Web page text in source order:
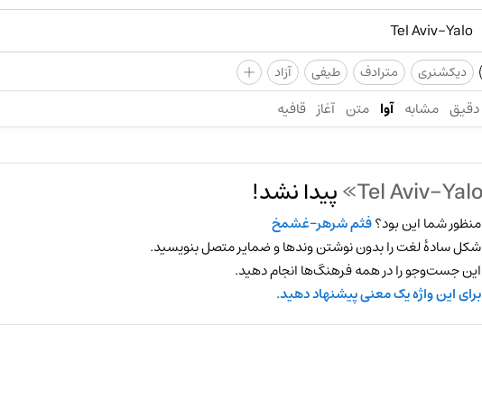
دیکشنری مترادف طیفی آزاد +
دقیق مشابه آوا متن آغاز قافیه
پیدا نشد!
منظور شما این بود؟فثم شرهر-غشمخ
شکل سادهٔ لغت را بدون نوشتن وندها و ضمایر متصل بنویسید.
این جست‌وجو را در همه فرهنگ‌ها انجام دهید.
برای این واژه یک معنی پیشنهاد دهید.